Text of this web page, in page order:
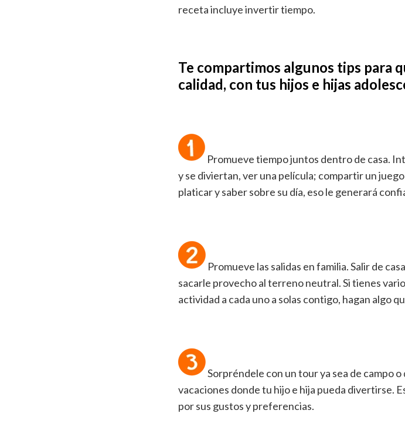
receta incluye invertir tiempo.
Te compartimos algunos tips para
calidad, con tus hijos e hijas
Promueve tiempo juntos dentro de casa.
y se diviertan, ver una película; compartir un
platicar y saber sobre su día, eso le generará
Promueve las salidas en familia. Salir de
sacarle provecho al terreno neutral. Si tienes
actividad a cada uno a solas contigo, hagan algo
Sorpréndele con un tour ya sea de campo
vacaciones donde tu hijo e hija pueda divertirse.
por sus gustos y preferencias.